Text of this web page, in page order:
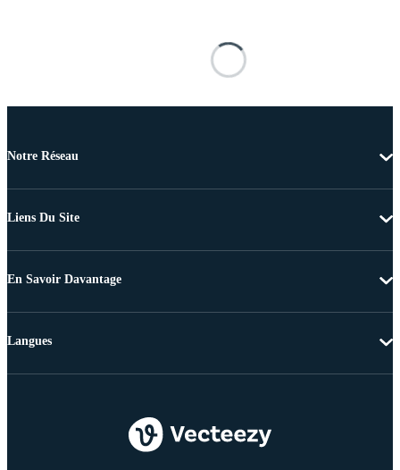
Notre Réseau
Liens Du Site
En Savoir Davantage
Langues